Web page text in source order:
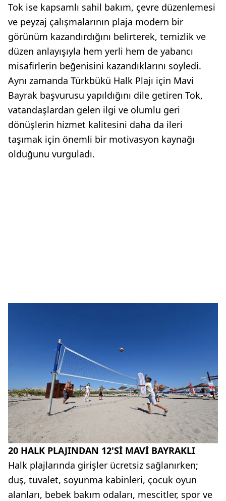
Tok ise kapsamlı sahil bakım, çevre düzenlemesi
ve peyzaj çalışmalarının plaja modern bir
görünüm kazandırdığını belirterek, temizlik ve
düzen anlayışıyla hem yerli hem de yabancı
misafirlerin beğenisini kazandıklarını söyledi.
Aynı zamanda Türkbükü Halk Plajı için Mavi
Bayrak başvurusu yapıldığını dile getiren Tok,
vatandaşlardan gelen ilgi ve olumlu geri
dönüşlerin hizmet kalitesini daha da ileri
taşımak için önemli bir motivasyon kaynağı
olduğunu vurguladı.
20 HALK PLAJINDAN 12'Sİ MAVİ BAYRAKLI
Halk plajlarında girişler ücretsiz sağlanırken;
duş, tuvalet, soyunma kabinleri, çocuk oyun
alanları, bebek bakım odaları, mescitler, spor ve